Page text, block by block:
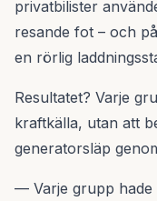
privatbilister
resande fot – och
en rörlig
Resultatet? Varje
kraftkälla, utan att
generatorsläp
— Varje grupp hade